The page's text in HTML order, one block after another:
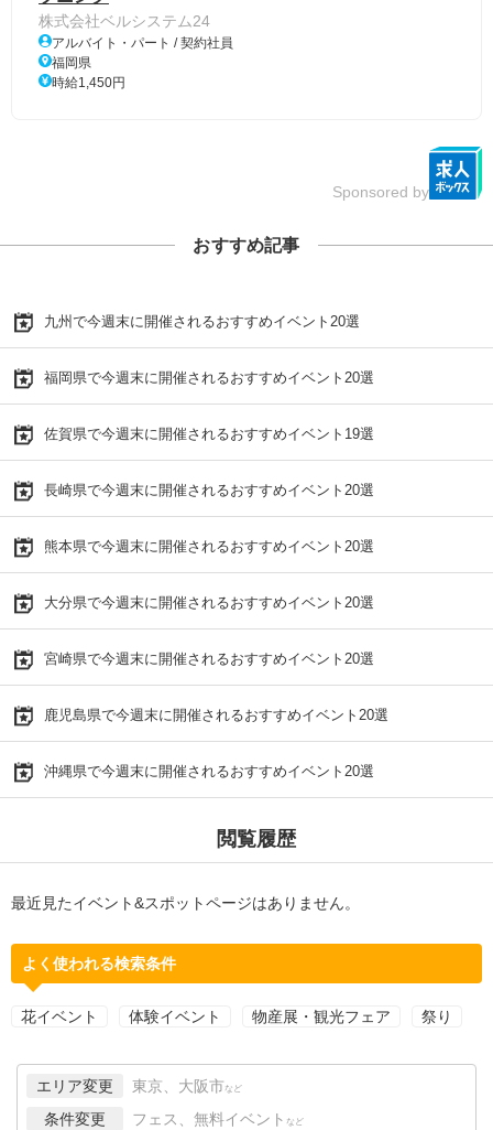
株式会社ベルシステム24
アルバイト・パート / 契約社員
福岡県
時給1,450円
Sponsored by
おすすめ記事
九州で今週末に開催されるおすすめイベント20選
福岡県で今週末に開催されるおすすめイベント20選
佐賀県で今週末に開催されるおすすめイベント19選
長崎県で今週末に開催されるおすすめイベント20選
熊本県で今週末に開催されるおすすめイベント20選
大分県で今週末に開催されるおすすめイベント20選
宮崎県で今週末に開催されるおすすめイベント20選
鹿児島県で今週末に開催されるおすすめイベント20選
沖縄県で今週末に開催されるおすすめイベント20選
閲覧履歴
最近見たイベント&スポットページはありません。
よく使われる検索条件
花イベント 体験イベント 物産展・観光フェア 祭り
エリア変更 東京、大阪市 など
条件変更 フェス、無料イベント など